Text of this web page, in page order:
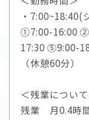
・7:00~18:40(
①7:00-16:00
17:30 ⑤9:00-
（休憩60分）
＜残業につい
残業 月0.4時